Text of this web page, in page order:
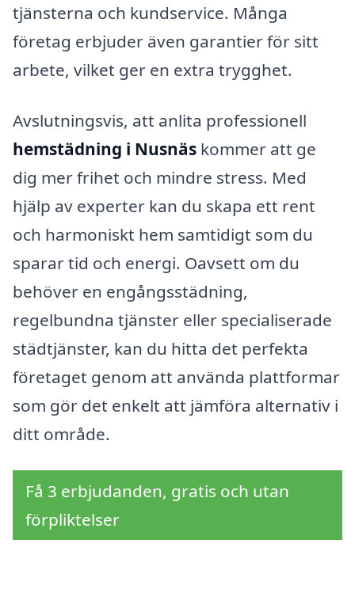
tjänsterna och kundservice. Många
företag erbjuder även garantier för sitt
arbete, vilket ger en extra trygghet.
Avslutningsvis, att anlita professionell
hemstädning i Nusnäs kommer att ge
dig mer frihet och mindre stress. Med
hjälp av experter kan du skapa ett rent
och harmoniskt hem samtidigt som du
sparar tid och energi. Oavsett om du
behöver en engångsstädning,
regelbundna tjänster eller specialiserade
städtjänster, kan du hitta det perfekta
företaget genom att använda plattformar
som gör det enkelt att jämföra alternativ i
ditt område.
Få 3 erbjudanden, gratis och utan
förpliktelser